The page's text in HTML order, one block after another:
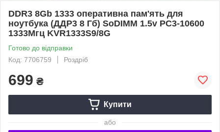
DDR3 8Gb 1333 оперативна пам'ять для
ноутбука (ДДР3 8 Гб) SoDIMM 1.5v PC3-10600
1333Мгц KVR1333S9/8G
Готово до відправки
Код: 7706759
Роздріб
699 ₴
Купити
або